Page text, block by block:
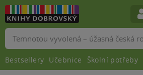
Vyhledávání
Bestsellery Učebnice Školní potřeby